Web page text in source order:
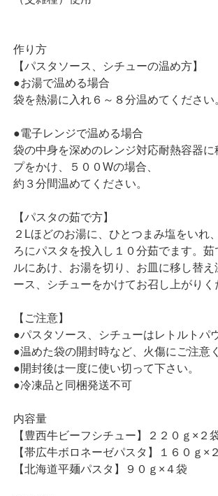
作り方
【パスタソース、シチューの温め方】
●お湯で温める場合
袋を熱湯に入れ６～８分温めてください
●電子レンジで温める場合
袋の中身を深めのレンジ対応耐熱容器に
プをかけ、５００Wの場合、
約３分間温めてください。
【パスタの茹で方】
２Lほどのお湯に、ひとつまみ塩をいれ
ろにパスタを投入し１０分茹でます。
ルにあけ、お湯を切り、お皿に移し替え
ース、シチューをかけてお召し上がりく
【ご注意】
●パスタソース、シチューはレトルトパ
●温めた袋の開封時など、火傷にご注意
●開封後は一度に使い切って下さい。
●冷凍品と同梱発送不可
内容量
【豊西牛ビーフシチュー】２２０ｇ×２
【帯広牛ボロネーゼパスタ】１６０ｇ×
【北海道平麺パスタ】９０ｇ×４袋